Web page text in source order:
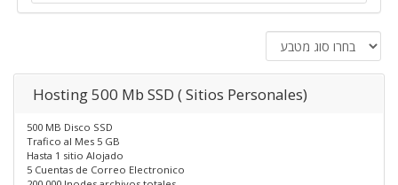
Hosting 500 Mb SSD ( Sitios Personales)
500 MB Disco SSD
Trafico al Mes 5 GB
Hasta 1 sitio Alojado
5 Cuentas de Correo Electronico